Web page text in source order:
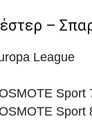
–
League
Sport
Sport